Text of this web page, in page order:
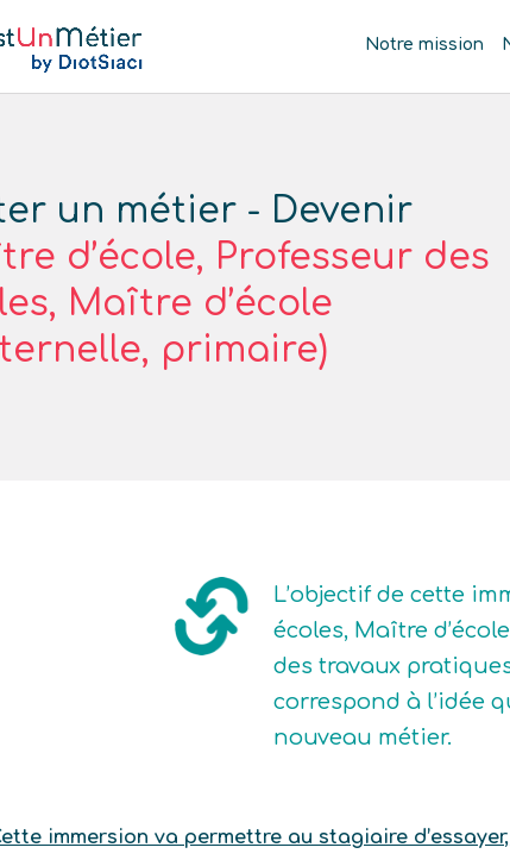
Notre mission
un métier - Devenir
d’école, Professeur des
Maître d’école
primaire)
L’objectif de cette
écoles, Maître
des travaux
correspond à l’idée
nouveau métier.
immersion va permettre au stagiaire